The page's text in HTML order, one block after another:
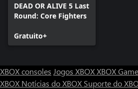
DEAD OR ALIVE 5 Last
Round: Core Fighters
Gratuito+
XBOX consoles Jogos XBOXXBOX
XBOX Notícias do XBOX Suporte do